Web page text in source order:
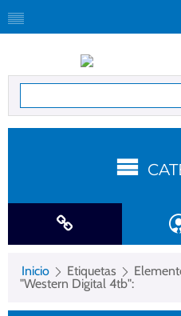
Inicio Etiquetas
"Western Digital 4tb":